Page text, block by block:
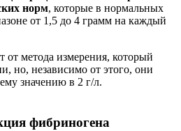
норм, которые в нормальных
от 1,5 до 4 грамм на каждый
от метода измерения, который
но, независимо от этого, они
значению в 2 г/л.
фибриногена